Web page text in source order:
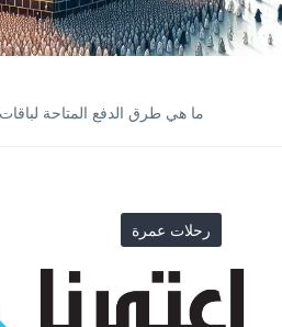
ما هي طرق الدفع المتاحة
رحلات عمرة